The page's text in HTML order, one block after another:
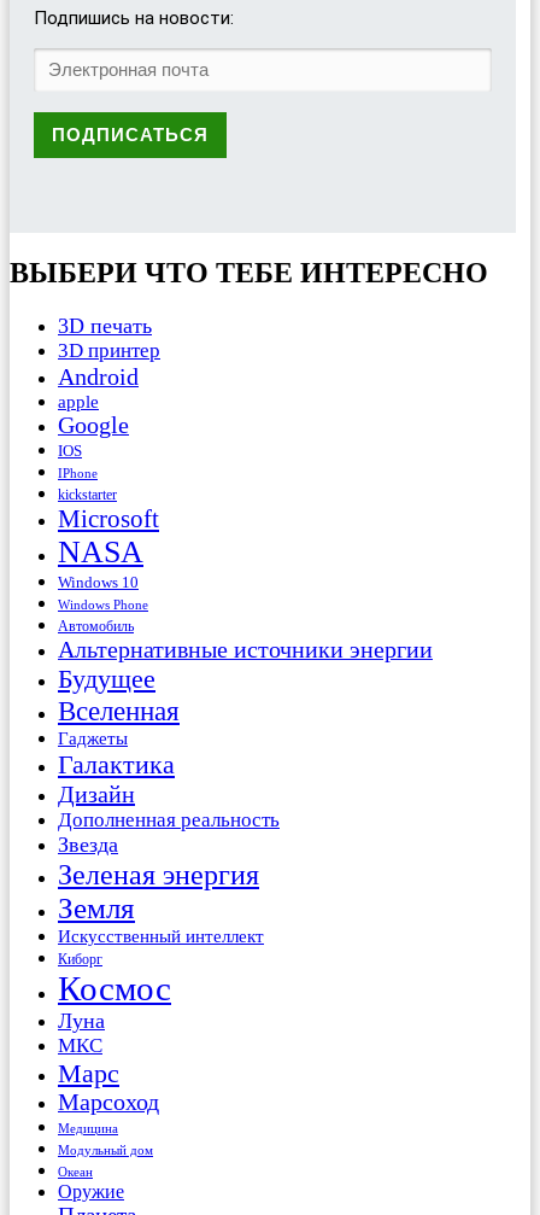
Подпишись на новости:
ВЫБЕРИ ЧТО ТЕБЕ ИНТЕРЕСНО
3D печать
3D принтер
Android
apple
Google
IOS
IPhone
kickstarter
Microsoft
NASA
Windows 10
Windows Phone
Автомобиль
Альтернативные источники энергии
Будущее
Вселенная
Гаджеты
Галактика
Дизайн
Дополненная реальность
Звезда
Зеленая энергия
Земля
Искусственный интеллект
Киборг
Космос
Луна
МКС
Марс
Марсоход
Медицина
Модульный дом
Океан
Оружие